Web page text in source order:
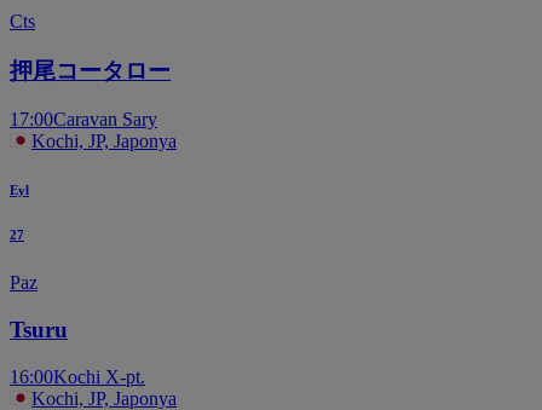
Cts
押尾コータロー
17:00Caravan Sary
Kochi, JP, Japonya
Eyl
27
Paz
Tsuru
16:00Kochi X-pt.
Kochi, JP, Japonya